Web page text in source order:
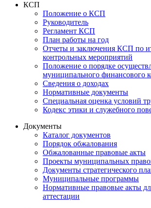
КСП
Положение о КСП
Руководитель
Регламент КСП
План работы на год
Отчеты и заключения КСП по
контрольных мероприятий
Положение о порядке
муниципального финансового
Сведения о доходах
Нормативные документы
Специальная оценка условий
Кодекс этики и служебного
Документы
Каталог документов
Порядок обжалования
Обжалованные правовые акты
Проекты муниципальных
Документы стратегического
Муниципальные программы
Нормативные правовые акты
аттестации